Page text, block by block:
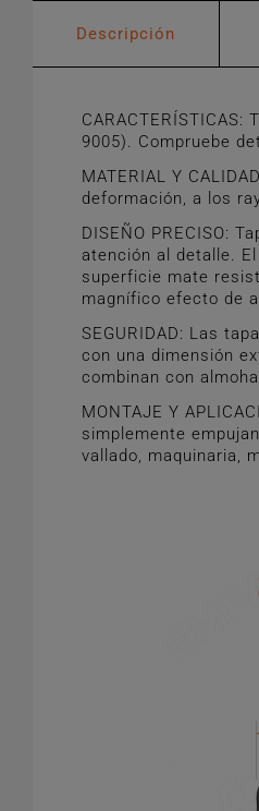
Descripción
9005). Compruebe
MATERIAL Y
deformación, a los
DISEÑO PRECISO:
atención al detalle.
superficie mate
magnífico efecto de
SEGURIDAD: Las
con una dimensión
combinan con
MONTAJE Y
simplemente
vallado, maquinaria,